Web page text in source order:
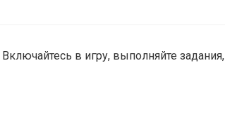
Включайтесь в игру, выполняйте задания,